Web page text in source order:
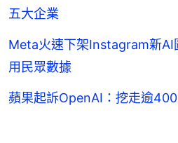
五大企業
Meta火速下架Instagram新
用民眾數據
蘋果起訴OpenAI：挖走逾